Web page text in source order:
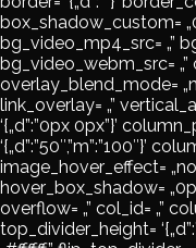
box_shadow_custom=
bg_video_mp4_src= „”
bg_video_webm_src= „”
overlay_blend_mode=
link_overlay= „”
‘{„d”:”0px 0px”}’
‘{„d”:”50″,”m”:”100″}’
image_hover_effect=
hover_box_shadow=
overflow= „” col_id= „”
top_divider_height=